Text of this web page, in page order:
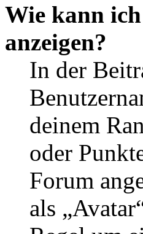
Wie kann
anzeigen?
In der
deinem
oder
Forum
als